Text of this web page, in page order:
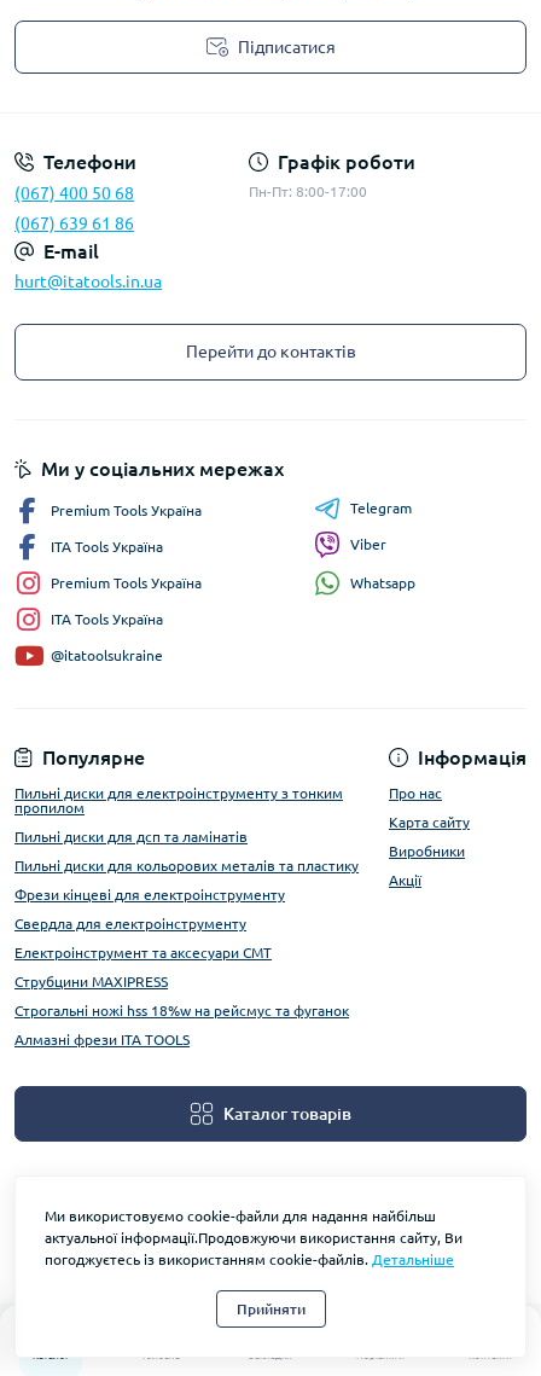
Каталог Головна Закладки
0
Порівняти Контакти
Підписатися
Телефони
(067) 400 50 68
(067) 639 61 86
Графік роботи
Пн-Пт: 8:00-17:00
E-mail
hurt@itatools.in.ua
Перейти до контактів
Популярне
Пильні диски для електроінструменту з тонким
пропилом
Пильні диски для дсп та ламінатів
Пильні диски для кольорових металів та пластику
Фрези кінцеві для електроінструменту
Свердла для електроінструменту
Електроінструмент та аксесуари CMT
Струбцини MAXIPRESS
Строгальні ножі hss 18%w на рейсмус та фуганок
Алмазні фрези ITA TOOLS
Інформація
Про нас
Карта сайту
Виробники
Акції
Каталог товарів
Ми у соціальних мережах
Premium Tools Україна
ITA Tools Україна
Premium Tools Україна
ITA Tools Україна
@itatoolsukraine
Telegram
Viber
Whatsapp
На основі OpenCart
Ми використовуємо cookie-файли для надання найбільш
актуальної інформації.Продовжуючи використання сайту, Ви
погоджуєтесь із використанням cookie-файлів. Детальніше
Прийняти